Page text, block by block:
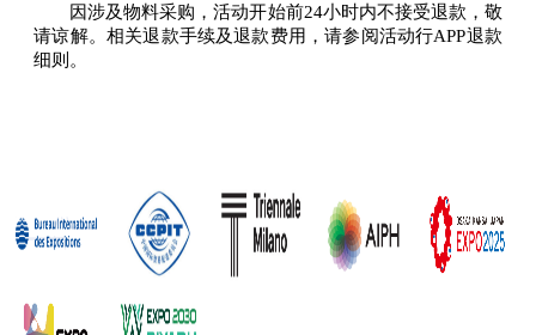
因涉及物料采购，活动开始前24小时内不接受退款，敬
请谅解。相关退款手续及退款费用，请参阅活动行APP退款
细则。